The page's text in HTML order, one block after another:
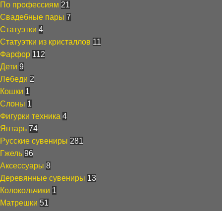
По профессиям 21
Свадебные пары 7
Статуэтки 4
Статуэтки из кристаллов 11
Фарфор 112
Дети 9
Лебеди 2
Кошки 1
Слоны 1
Фигурки техника 4
Янтарь 74
Русские сувениры 281
Гжель 96
Аксессуары 8
Деревянные сувениры 13
Колокольчики 1
Матрешки 51